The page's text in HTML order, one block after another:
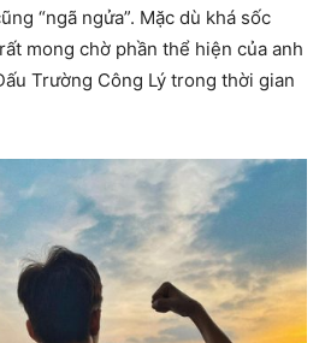
“ngã ngửa”. Mặc dù khá sốc
mong chờ phần thể hiện của anh
Trường Công Lý trong thời gian